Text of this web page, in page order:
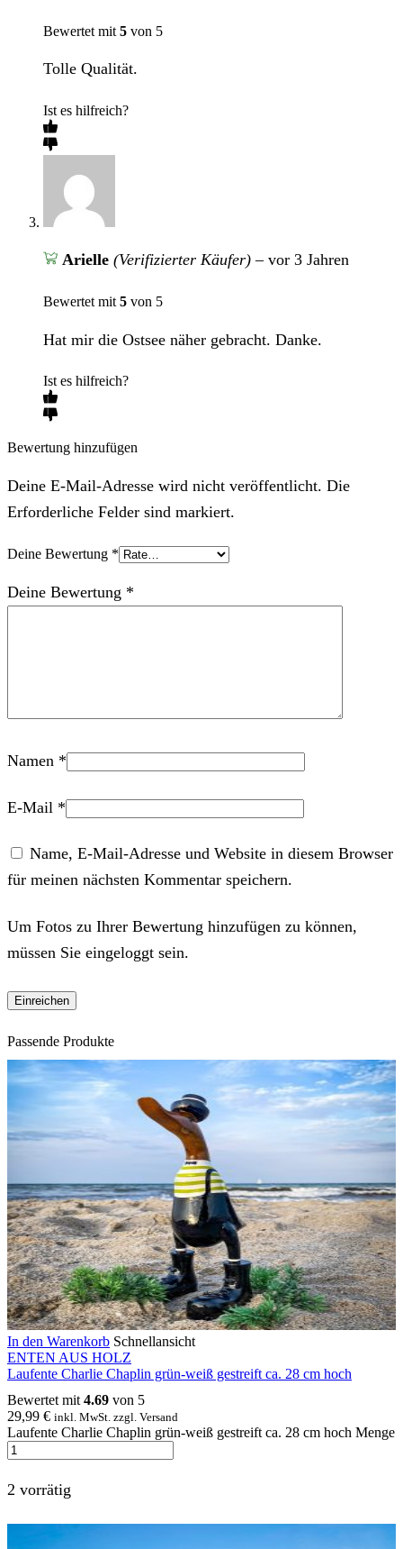
Bewertet mit 5 von 5
Tolle Qualität.
Ist es hilfreich?
Arielle (Verifizierter Käufer) – vor 3 Jahren
Bewertet mit 5 von 5
Hat mir die Ostsee näher gebracht. Danke.
Ist es hilfreich?
Bewertung hinzufügen
Deine E-Mail-Adresse wird nicht veröffentlicht. Die
Erforderliche Felder sind markiert.
Deine Bewertung *
Deine Bewertung *
Namen *
E-Mail *
Name, E-Mail-Adresse und Website in diesem Browser
für meinen nächsten Kommentar speichern.
Um Fotos zu Ihrer Bewertung hinzufügen zu können,
müssen Sie eingeloggt sein.
Passende Produkte
In den Warenkorb Schnellansicht
ENTEN AUS HOLZ
Laufente Charlie Chaplin grün-weiß gestreift ca. 28 cm hoch
Bewertet mit4.69 von 5
29,99 € inkl. MwSt. zzgl. Versand
Laufente Charlie Chaplin grün-weiß gestreift ca. 28 cm hoch Menge
2 vorrätig